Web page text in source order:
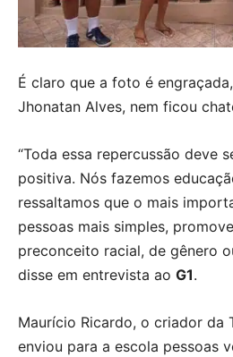
É claro que a foto é
Jhonatan Alves, nem ficou
“Toda essa repercussão deve
positiva. Nós fazemos
ressaltamos que o mais
pessoas mais simples,
preconceito racial, de gênero
disse em entrevista ao G1.
Maurício Ricardo, o criador da
enviou para a escola pessoas